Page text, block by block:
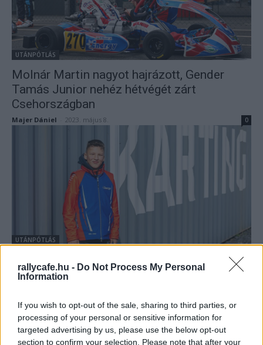
rallycafe.hu - Do Not Process My Personal
Information
If you wish to opt-out of the sale, sharing to third parties, or
processing of your personal or sensitive information for
targeted advertising by us, please use the below opt-out
section to confirm your selection. Please note that after your
UTÁNPÓTLÁS
Molnár Martin nagyot hajrázott, Gender
Tamás Junior nehéz hétvégét zárt
Csehországban
Majer Dániel 2023. május 8. 0
UTÁNPÓTLÁS
Új csapatnál folytatja pályafutását Gender
Tamás Junior